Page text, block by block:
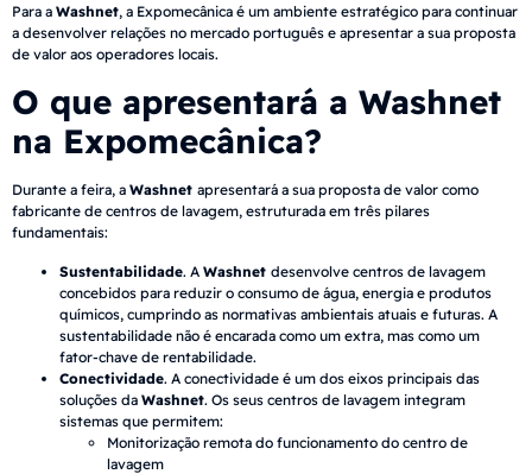
Para a Washnet, a Expomecânica é um ambiente estratégico para continuar
a desenvolver relações no mercado português e apresentar a sua proposta
de valor aos operadores locais.
O que apresentará a Washnet
na Expomecânica?
Durante a feira, a Washnet apresentará a sua proposta de valor como
fabricante de centros de lavagem, estruturada em três pilares
fundamentais:
Sustentabilidade. A Washnet desenvolve centros de lavagem
concebidos para reduzir o consumo de água, energia e produtos
químicos, cumprindo as normativas ambientais atuais e futuras. A
sustentabilidade não é encarada como um extra, mas como um
fator-chave de rentabilidade.
Conectividade. A conectividade é um dos eixos principais das
soluções da Washnet. Os seus centros de lavagem integram
sistemas que permitem:
Monitorização remota do funcionamento do centro de
lavagem